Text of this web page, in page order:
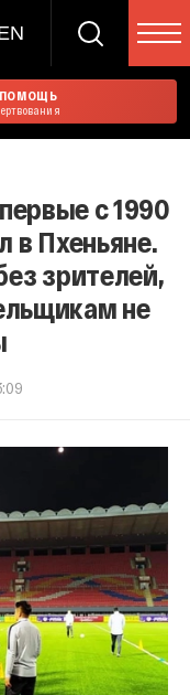
с 1990
в Пхеньяне.
зрителей,
не